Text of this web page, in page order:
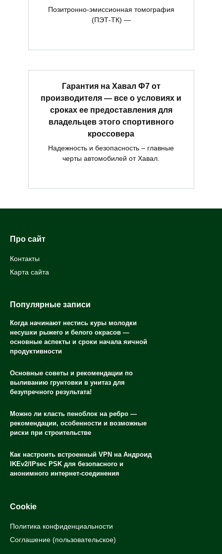
Позитронно-эмиссионная томография
(ПЭТ-ТК) —
Гарантия на Хавал Ф7 от
производителя — все о условиях и
сроках ее предоставления для
владельцев этого спортивного
кроссовера
Надежность и безопасность – главные
черты автомобилей от Хавал.
Про сайт
Контакты
Карта сайта
Популярные записи
Когда начинают нестись куры молодки
несушки рыжего и белого окрасов —
основные аспекты и сроки начала яичной
продуктивности
Основные советы и рекомендации по
выливанию грунтовки в унитаз для
безупречного результата!
Можно ли класть пеноблок на ребро —
рекомендации, особенности и возможные
риски при строительстве
Как настроить встроенный VPN на Андроид
IKEv2/IPsec PSK для безопасного и
анонимного интернет-соединения
Cookie
Политика конфиденциальности
Соглашение (пользовательское)